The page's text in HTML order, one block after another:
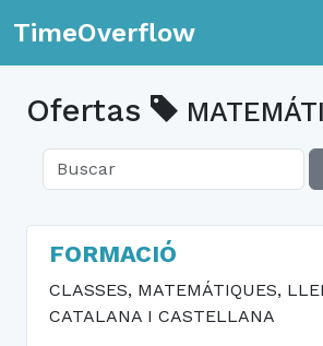
TimeOverflow
Ofertas
FORMACIÓ
CLASSES, MATEMÁTIQUES,
CATALANA I CASTELLANA